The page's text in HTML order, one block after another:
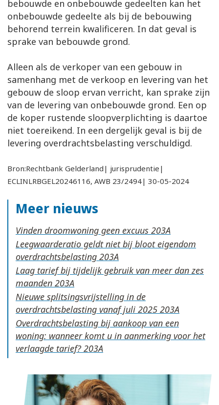
bebouwde en onbebouwde gedeelten kan het
onbebouwde gedeelte als bij de bebouwing
behorend terrein kwalificeren. In dat geval is
sprake van bebouwde grond.
Alleen als de verkoper van een gebouw in
samenhang met de verkoop en levering van het
gebouw de sloop ervan verricht, kan sprake zijn
van de levering van onbebouwde grond. Een op
de koper rustende sloopverplichting is daartoe
niet toereikend. In een dergelijk geval is bij de
levering overdrachtsbelasting verschuldigd.
Bron:Rechtbank Gelderland| jurisprudentie|
ECLINLRBGEL20246116, AWB 23/2494| 30-05-2024
Meer nieuws
Vinden droomwoning geen excuus
Leegwaarderatio geldt niet bij bloot eigendom
overdrachtsbelasting
Laag tarief bij tijdelijk gebruik van meer dan zes
maanden
Nieuwe splitsingsvrijstelling in de
overdrachtsbelasting vanaf juli 2025
Overdrachtsbelasting bij aankoop van een
woning: wanneer komt u in aanmerking voor het
verlaagde tarief?